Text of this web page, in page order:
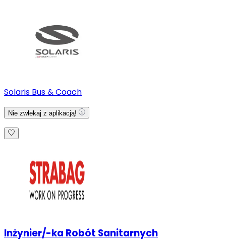
Solaris Bus & Coach
Nie zwlekaj z aplikacją!
Inżynier/-ka Robót Sanitarnych